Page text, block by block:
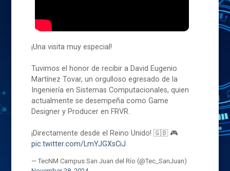
¡Una visita muy especial!
Tuvimos el honor de recibir a David Eugenio
Martínez Tovar, un orgulloso egresado de la
Ingeniería en Sistemas Computacionales, quien
actualmente se desempeña como Game
Designer y Producer en FRVR.
¡Directamente desde el Reino Unido! 🇬🇧 🎮
pic.twitter.com/LmYJGXsCiJ
— TecNM Campus San Juan del Río (@Tec_SanJuan)